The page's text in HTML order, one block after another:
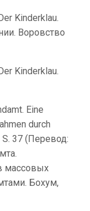
Kinderklau.
Воровство
Kinderklau.
Eine
durch
S. 37 (Перевод:
массовых
Бохум,